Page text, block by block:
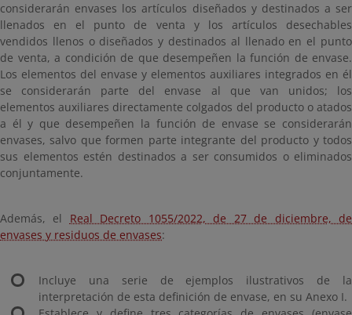
considerarán envases los artículos diseñados y destinados a ser
llenados en el punto de venta y los artículos desechables
vendidos llenos o diseñados y destinados al llenado en el punto
de venta, a condición de que desempeñen la función de envase.
Los elementos del envase y elementos auxiliares integrados en él
se considerarán parte del envase al que van unidos; los
elementos auxiliares directamente colgados del producto o atados
a él y que desempeñen la función de envase se considerarán
envases, salvo que formen parte integrante del producto y todos
sus elementos estén destinados a ser consumidos o eliminados
conjuntamente.
Además, el Real Decreto 1055/2022, de 27 de diciembre, de
envases y residuos de envases:
Incluye una serie de ejemplos ilustrativos de la
interpretación de esta definición de envase, en su Anexo I.